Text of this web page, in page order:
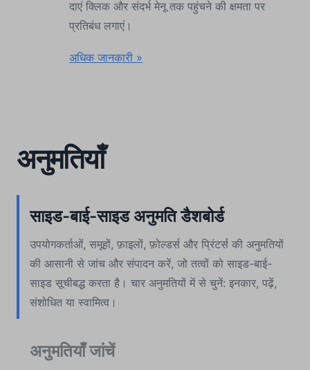
दाएं क्लिक और संदर्भ मेनू तक पहुंचने की क्षमता पर
प्रतिबंध लगाएं।
अधिक जानकारी »
अनुमतियाँ
साइड-बाई-साइड अनुमति डैशबोर्ड
उपयोगकर्ताओं, समूहों, फ़ाइलों, फ़ोल्डर्स और प्रिंटर्स की अनुमतियों
की आसानी से जांच और संपादन करें, जो तत्वों को साइड-बाई-
साइड सूचीबद्ध करता है। चार अनुमतियों में से चुनें: इनकार, पढ़ें,
संशोधित या स्वामित्व।
अनुमतियाँ जांचें